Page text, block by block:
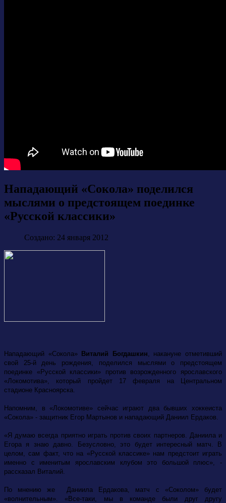
Нападающий «Сокола» поделился
мыслями о предстоящем поединке
«Русской классики»
Создано: 24 января 2012
Нападающий «Сокола» Виталий Богдашкин , накануне отметивший
свой 25-й день рождения, поделился мыслями о предстоящем
поединке «Русской классики» против возрожденного ярославского
«Локомотива», который пройдет 17 февраля на Центральном
стадионе Красноярска.
Напомним, в «Локомотиве» сейчас играют два бывших хоккеиста
«Сокола» - защитник Егор Мартынов и нападающий Даниил Ердаков.
«Я думаю всегда приятно играть против своих партнеров. Даниила и
Егора я знаю давно. Безусловно, это будет интересный матч. В
целом, сам факт, что на «Русской классике» нам предстоит играть
именно с именитым ярославским клубом это большой плюс», -
рассказал Виталий.
По мнению же Даниила Ердакова, матч с «Соколом» будет
«волнительным». «Все-таки, мы в команде были друг другу